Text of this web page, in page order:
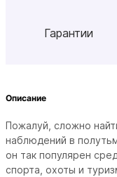
Гарантии
Описание
Пожалуй, сложно
наблюдений в
он так популярен
спорта, охоты и